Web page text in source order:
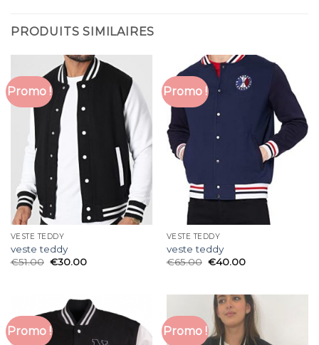
PRODUITS SIMILAIRES
Promo !
VESTE TEDDY
veste teddy
€51.00 €30.00
Promo !
VESTE TEDDY
veste teddy
€65.00 €40.00
Promo ! Promo !